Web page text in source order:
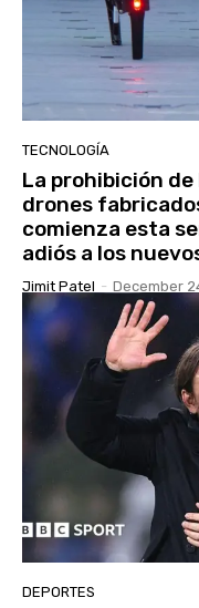
TECNOLOGÍA
La prohibición
drones
comienza esta
adiós a los
Jimit Patel - December
DEPORTES